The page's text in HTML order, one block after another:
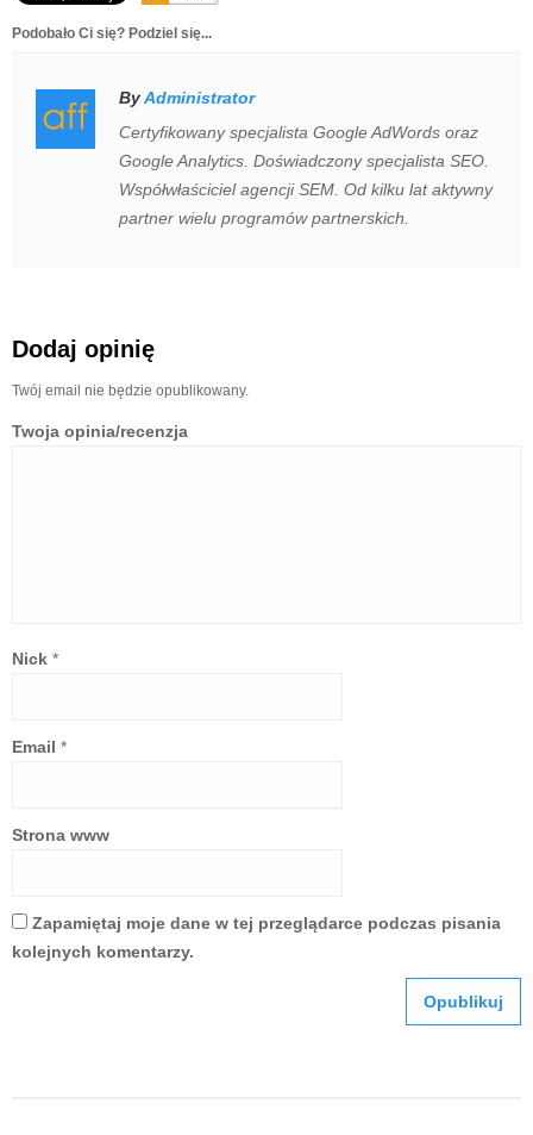
Podobało Ci się? Podziel się...
ByAdministrator
Certyfikowany specjalista Google AdWords oraz
Google Analytics. Doświadczony specjalista SEO.
Współwłaściciel agencji SEM. Od kilku lat aktywny
partner wielu programów partnerskich.
Dodaj opinię
Twój email nie będzie opublikowany.
Twoja opinia/recenzja
Nick *
Email *
Strona www
Zapamiętaj moje dane w tej przeglądarce podczas pisania
kolejnych komentarzy.